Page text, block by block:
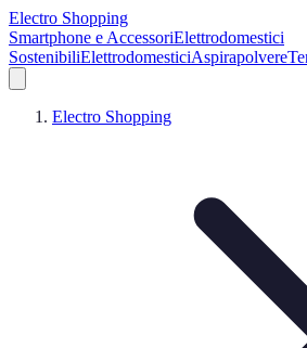
Electro Shopping
Smartphone e AccessoriElettrodomestici
SostenibiliElettrodomesticiAspirapolvere
Electro Shopping